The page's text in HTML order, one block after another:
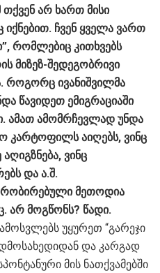
არ ხართ მისი
იქნებით. ჩვენ ყველა ვართ
რომლებიც კითხვებს
მიზეზ-შედეგობრივი
როგორც ივანიშვილმა
წავიდეთ ემიგრაციაში
ამათ ამომრჩევლად უნდა
კარტოფილს აიღებს, ვინც
ვინც
და ა.შ.
მეთოდია
არ მოგწონს? წადი.
უყურეთ “გარეჯი
და კარგად
მის ნათქვამებში